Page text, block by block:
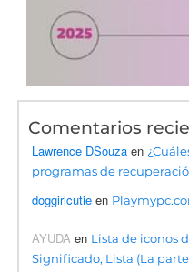
Comentarios
Lawrence DSouza en
programas de
doggirlcutie en
AYUDA en Lista de iconos
Significado, Lista (La